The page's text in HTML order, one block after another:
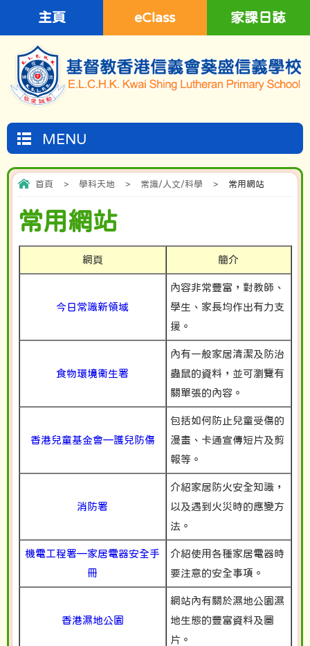
主頁 eClass 家課日誌
MENU
首頁 > 學科天地 > 常識/人文/科學 > 常用網站
常用網站
網頁 簡介
今日常識新領域
內容非常豐富，對教師、
學生、家長均作出有力支
援。
食物環境衞生署
內有一般家居清潔及防治
蟲鼠的資料，並可瀏覽有
關單張的內容。
香港兒童基金會—護兒防傷
包括如何防止兒童受傷的
漫畫、卡通宣傳短片及剪
報等。
消防署
介紹家居防火安全知識，
以及遇到火災時的應變方
法。
機電工程署—家居電器安全手
冊
介紹使用各種家居電器時
要注意的安全事項。
香港濕地公園
網站內有關於濕地公園濕
地生態的豐富資料及圖
片。